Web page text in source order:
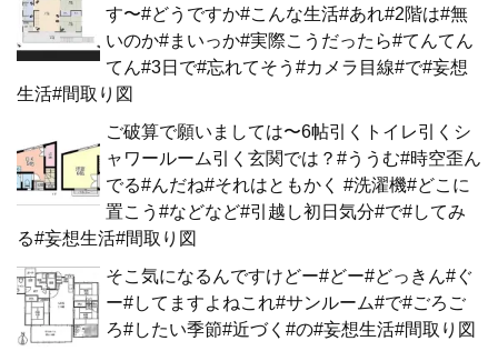
す〜#どうですか#こんな生活#あれ#2階は#無
いのか#まいっか#実際こうだったら#てんてん
てん#3日で#忘れてそう#カメラ目線#で#妄想
生活#間取り図
ご破算で願いましては〜6帖引くトイレ引くシ
ャワールーム引く玄関では？#ううむ#時空歪ん
でる#んだね#それはともかく #洗濯機#どこに
置こう#などなど#引越し初日気分#で#してみ
る#妄想生活#間取り図
そこ気になるんですけどー#どー#どっきん#ぐ
ー#してますよねこれ#サンルーム#で#ごろご
ろ#したい季節#近づく#の#妄想生活#間取り図